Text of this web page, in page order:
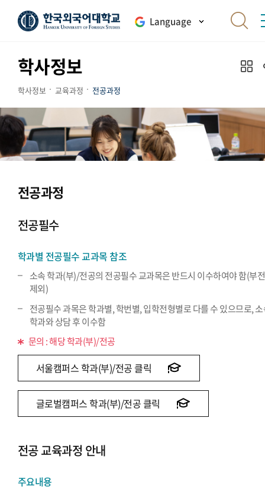
Language
학사정보
학사정보 교육과정 전공과정
전공과정
전공필수
학과별 전공필수 교과목 참조
소속 학과(부)/전공의 전공필수 교과목은 반드시 이수하여야 함(부
제외)
전공필수 과목은 학과별, 학번별, 입학전형별로 다를 수 있으므로,
학과와 상담 후 이수함
문의 : 해당 학과(부)/전공
서울캠퍼스 학과(부)/전공 클릭
글로벌캠퍼스 학과(부)/전공 클릭
전공 교육과정 안내
주요내용